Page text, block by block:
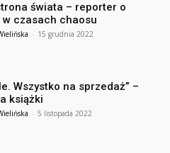
świata – reporter o
czasach chaosu
- 15 grudnia 2022
Wszystko na sprzedaż” –
książki
- 5 listopada 2022